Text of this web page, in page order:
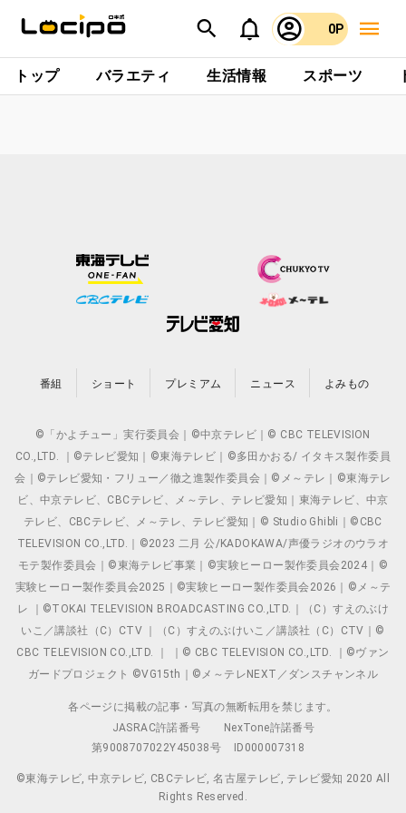
0P
トップ バラエティ 生活情報 スポーツ
番組 ショート プレミアム ニュース よみもの
©「かよチュー」実行委員会｜©中京テレビ｜© CBC TELEVISION
CO.,LTD. ｜©テレビ愛知｜©東海テレビ｜©多田かおる/ イタキス製作委員
会｜©テレビ愛知・フリュー／徹之進製作委員会｜©メ～テレ｜©東海テレ
ビ、中京テレビ、CBCテレビ、メ～テレ、テレビ愛知｜東海テレビ、中京
テレビ、CBCテレビ、メ～テレ、テレビ愛知｜© Studio Ghibli｜©CBC
TELEVISION CO.,LTD.｜©2023 二月 公/KADOKAWA/声優ラジオのウラオ
モテ製作委員会｜©東海テレビ事業｜©実験ヒーロー製作委員会2024｜©
実験ヒーロー製作委員会2025｜©実験ヒーロー製作委員会2026｜©メ～テ
レ ｜©TOKAI TELEVISION BROADCASTING CO.,LTD.｜（C）すえのぶけ
いこ／講談社（C）CTV ｜（C）すえのぶけいこ／講談社（C）CTV｜©
CBC TELEVISION CO.,LTD. ｜ ｜© CBC TELEVISION CO.,LTD. ｜©ヴァン
ガードプロジェクト ©VG15th｜©メ～テレNEXT／ダンスチャンネル
各ページに掲載の記事・写真の無断転用を禁じます。
JASRAC許諾番号
NexTone許諾番号
第9008707022Y45038号
ID000007318
©東海テレビ, 中京テレビ, CBCテレビ, 名古屋テレビ, テレビ愛知 2020 All
Rights Reserved.